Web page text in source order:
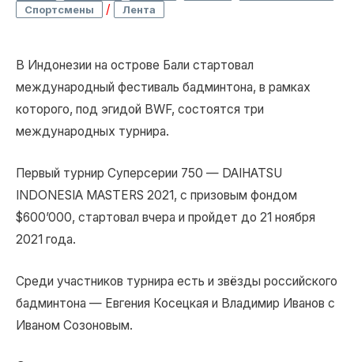
Спортсмены / Лента
В Индонезии на острове Бали стартовал
международный фестиваль бадминтона, в рамках
которого, под эгидой BWF, состоятся три
международных турнира.
Первый турнир Суперсерии 750 — DAIHATSU
INDONESIA MASTERS 2021, с призовым фондом
$600’000, стартовал вчера и пройдет до 21 ноября
2021 года.
Среди участников турнира есть и звёзды российского
бадминтона — Евгения Косецкая и Владимир Иванов с
Иваном Созоновым.